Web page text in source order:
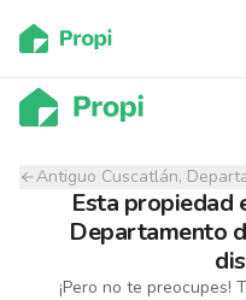
Antiguo Cuscatlán,
Esta propiedad
Departamento
¡Pero no te preocupes!